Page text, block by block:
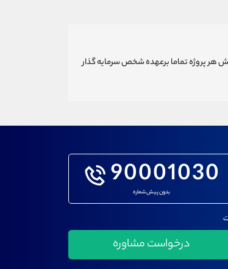
هر پروژه تماما برعهده شخص سرمایه گذار
90001030
بدون پیش شماره